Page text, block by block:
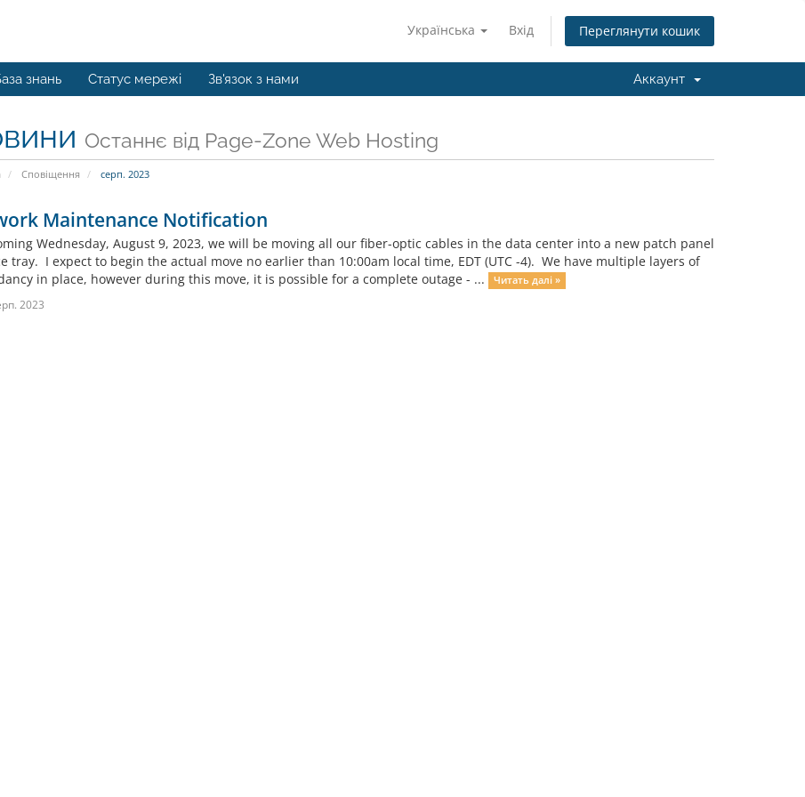
Українська Вхід Переглянути кошик
знань Статус мережі Зв'язок з нами Аккаунт
Останнє від Page-Zone Web Hosting
Сповіщення серп. 2023
Maintenance Notification
Wednesday, August 9, 2023, we will be moving all our fiber-optic cables in the data center into a new patch panel
tray. I expect to begin the actual move no earlier than 10:00am local time, EDT (UTC -4). We have multiple layers of
in place, however during this move, it is possible for a complete outage - ...
Читать далі »
2023